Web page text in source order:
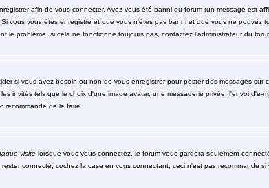
afin de vous connecter. Avez-vous été banni du forum (un message est
vous vous êtes enregistré et que vous n'êtes pas banni et que vous ne pouvez
le problème, si cela ne fonctionne toujours pas, contactez l'administrateur du
si vous avez besoin ou non de vous enregistrer pour poster des messages sur
invités tels que le choix d'une image avatar, une messagerie privée, l'envoi d'e-
recommandé de le faire.
visitelorsque vous vous connectez, le forum vous gardera seulement
connecté, cochez la case en vous connectant, ceci n'est pas recommandé